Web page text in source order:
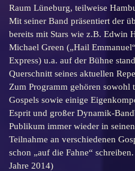
Raum Lüneburg, teilweise
Mit seiner Band präsentiert der
bereits mit Stars wie z.B. Edwin
Michael Green („Hail
Express) u.a. auf der Bühne
Querschnitt seines aktuellen
Zum Programm gehören sowohl
Gospels sowie einige
Esprit und großer Dynamik-
Publikum immer wieder in
Teilnahme an verschiedenen
schon „auf die Fahne“
Jahre 2014)